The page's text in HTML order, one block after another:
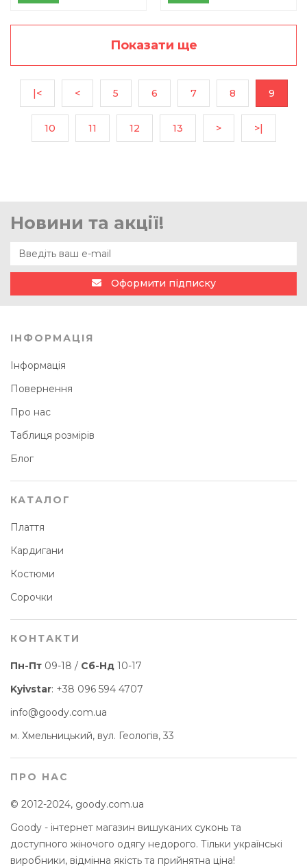
Показати ще
|< < 5 6 7 8 9
10 11 12 13 > >|
Новини та акції!
Оформити підписку
ІНФОРМАЦІЯ
Інформація
Повернення
Про нас
Таблиця розмірів
Блог
КАТАЛОГ
Плаття
Кардигани
Костюми
Сорочки
КОНТАКТИ
Пн-Пт 09-18 / Сб-Нд 10-17
Kyivstar: +38 096 594 4707
info@goody.com.ua
м. Хмельницький, вул. Геологів, 33
ПРО НАС
© 2012-2024, goody.com.ua
Goody - інтернет магазин вишуканих суконь та
доступного жіночого одягу недорого. Тільки українські
виробники, відмінна якість та прийнятна ціна!